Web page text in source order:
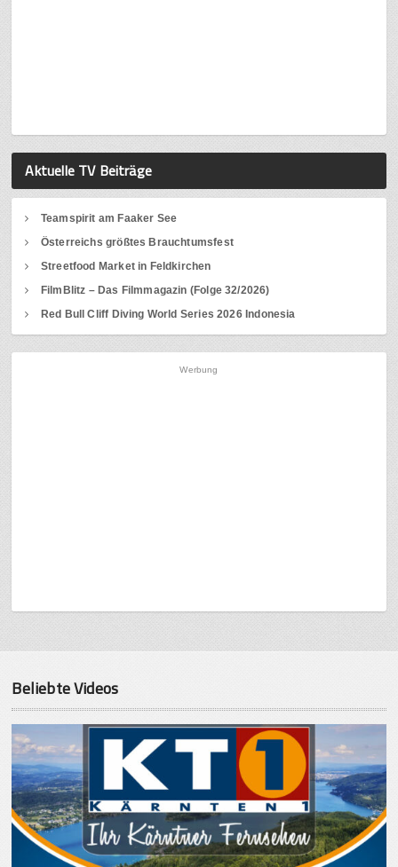
Aktuelle TV Beiträge
Teamspirit am Faaker See
Österreichs größtes Brauchtumsfest
Streetfood Market in Feldkirchen
FilmBlitz – Das Filmmagazin (Folge 32/2026)
Red Bull Cliff Diving World Series 2026 Indonesia
Werbung
Beliebte Videos